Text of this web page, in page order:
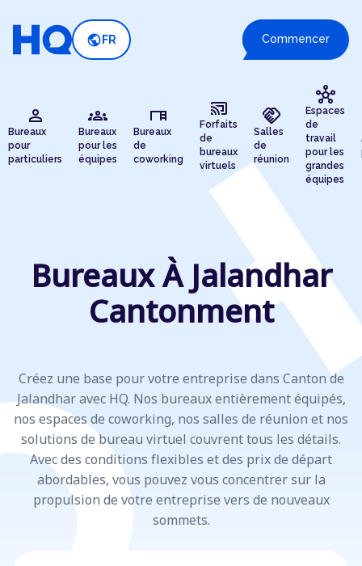
public FR Commencer
person
Bureaux
pour
particuliers
groups
Bureaux
pour les
équipes
desk
Bureaux
de
coworking
cast_connected
Forfaits
de
bureaux
virtuels
handshake
Salles
de
réunion
hub
Espaces
de
travail
pour les
grandes
équipes
Bureaux À Jalandhar
Cantonment
Créez une base pour votre entreprise dans Canton de
Jalandhar avec HQ. Nos bureaux entièrement équipés,
nos espaces de coworking, nos salles de réunion et nos
solutions de bureau virtuel couvrent tous les détails.
Avec des conditions flexibles et des prix de départ
abordables, vous pouvez vous concentrer sur la
propulsion de votre entreprise vers de nouveaux
sommets.